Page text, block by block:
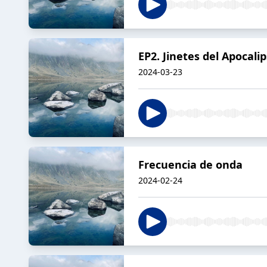
EP2. Jinetes del
2024-03-23
Frecuencia de onda
2024-02-24